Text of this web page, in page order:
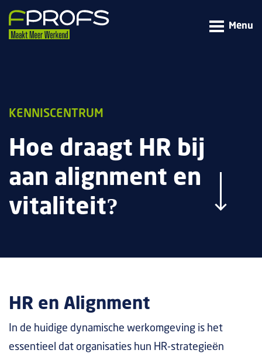
Menu
KENNISCENTRUM
Hoe draagt HR bij
aan alignment en
vitaliteit?
HR en Alignment
In de huidige dynamische werkomgeving is het
essentieel dat organisaties hun HR-strategieën